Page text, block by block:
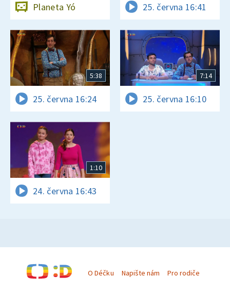
Planeta Yó 25. června 16:41
5:38
25. června 16:24
7:14
25. června 16:10
1:10
24. června 16:43
O Déčku Napište nám Pro rodiče